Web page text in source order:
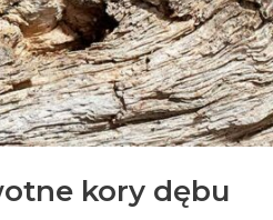
kory dębu